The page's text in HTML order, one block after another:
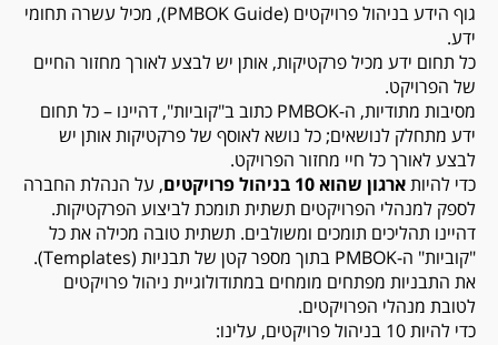
גוף הידע בניהול פרויקטים (PMBOK Guide), מכיל עשרה תחומי
ידע.
כל תחום ידע מכיל פרקטיקות, אותן יש לבצע לאורך מחזור החיים
של הפרויקט.
מסיבות מתודיות, ה-PMBOK כתוב ב"קוביות", דהיינו – כל תחום
ידע מתחלק לנושאים; כל נושא לאוסף של פרקטיקות אותן יש
לבצע לאורך כל חיי מחזור הפרויקט.
כדי להיותארגון שהוא 10 בניהול פרויקטים
, על הנהלת החברה
לספק למנהלי הפרויקטים תשתית תומכת לביצוע הפרקטיקות.
דהיינו תהליכים תומכים ומשולבים. תשתית טובה מכילה את כל
"קוביות" ה-PMBOK בתוך מספר קטן של תבניות (Templates).
את התבניות מפתחים מומחים במתודולוגיית ניהול פרויקטים
לטובת מנהלי הפרויקטים.
כדי להיות 10 בניהול פרויקטים, עלינו: